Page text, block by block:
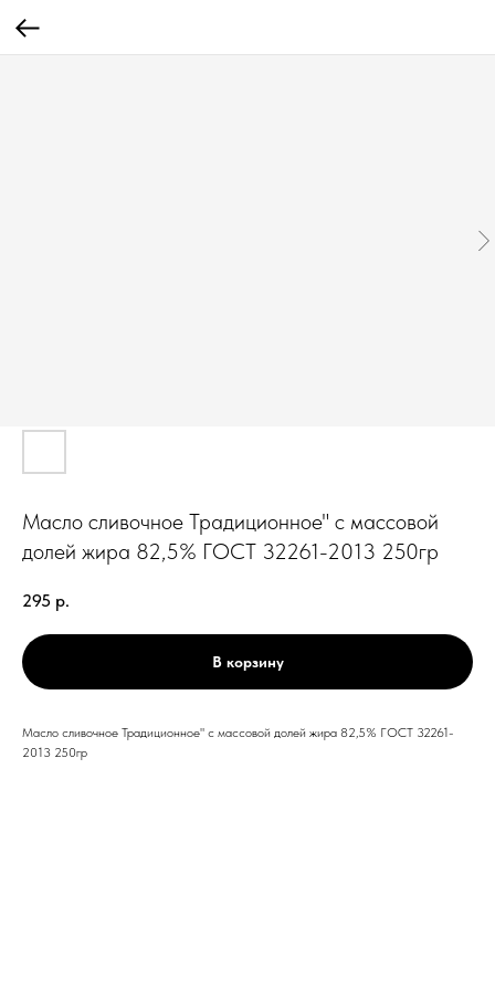
Масло сливочное Традиционное" с массовой
долей жира 82,5% ГОСТ 32261-2013 250гр
295 р.
В корзину
Масло сливочное Традиционное" с массовой долей жира 82,5% ГОСТ 32261-
2013 250гр